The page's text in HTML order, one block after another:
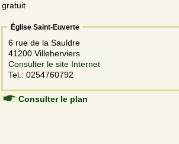
gratuit
Église Saint-Euverte
6 rue de la Sauldre
41200 Villeherviers
Consulter le site Internet
Tel.: 0254760792
Consulter le plan